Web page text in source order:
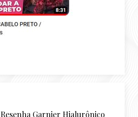
Resenha Garnier Hialurônico